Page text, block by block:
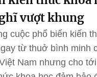
vượt khung
cuộc phổ biến kiến
từ thuở bình minh
Nam nhưng cho